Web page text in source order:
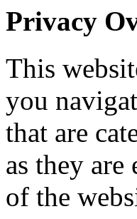
Privacy
This
you
that are
as they
of the